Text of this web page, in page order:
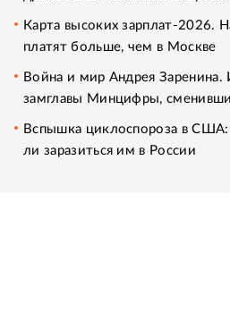
Карта высоких зарплат-2026.
платят больше, чем в Москве
Война и мир Андрея Заренина.
замглавы Минцифры,
Вспышка циклоспороза в
ли заразиться им в России